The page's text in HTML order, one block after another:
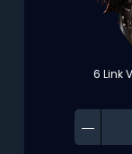
6 Link